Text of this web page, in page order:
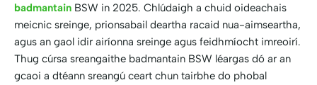
badmantain BSW in 2025. Chlúdaigh a chuid oideachais
meicnic sreinge, prionsabail deartha racaid nua-aimseartha,
agus an gaol idir airíonna sreinge agus feidhmíocht imreoirí.
Thug cúrsa sreangaithe badmantain BSW léargas dó ar an
gcaoi a dtéann sreangú ceart chun tairbhe do phobal